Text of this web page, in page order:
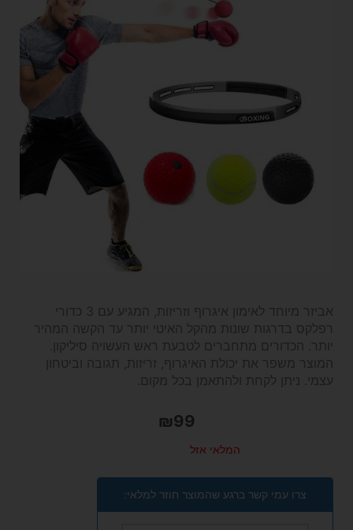
אביזר מיוחד לאימון איגרוף וזריזות, המגיע עם 3 כדורי
רפלקס בדרגות שונות מהקל האיטי יותר עד הקשה המהיר
יותר. הכדורים מתחברים לטבעת ראש העשויה סיליקון.
המוצר משפר את יכולת האיגרוף, זריזות, תגובה וביטחון
עצמי. ניתן לקחת ולהתאמן בכל מקום.
₪99
המלאי אזל
צרו עמי קשר ברגע שהמוצר חוזר למלאי: